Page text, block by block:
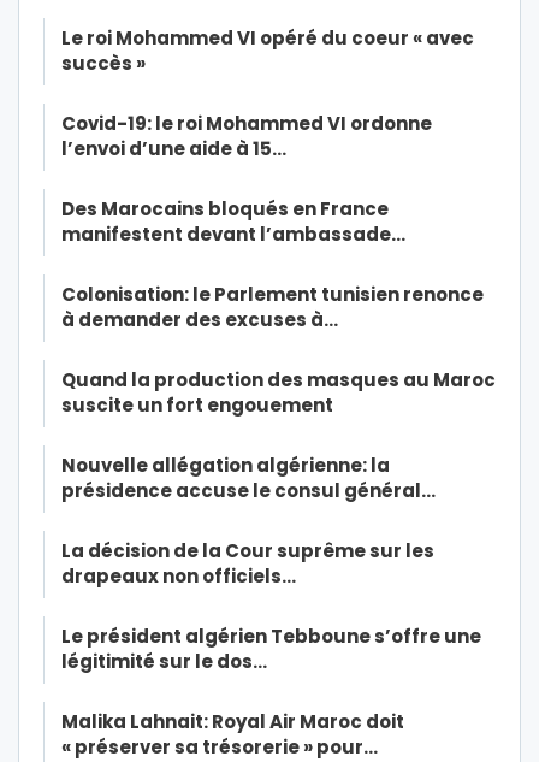
Le roi Mohammed VI opéré du coeur « avec
succès »
Covid-19: le roi Mohammed VI ordonne
l’envoi d’une aide à 15…
Des Marocains bloqués en France
manifestent devant l’ambassade…
Colonisation: le Parlement tunisien renonce
à demander des excuses à…
Quand la production des masques au Maroc
suscite un fort engouement
Nouvelle allégation algérienne: la
présidence accuse le consul général…
La décision de la Cour suprême sur les
drapeaux non officiels…
Le président algérien Tebboune s’offre une
légitimité sur le dos…
Malika Lahnait: Royal Air Maroc doit
« préserver sa trésorerie » pour…